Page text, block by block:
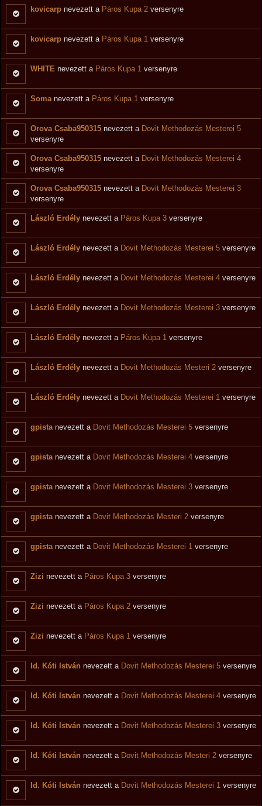
kovicarp nevezett a Páros Kupa 2 versenyre
kovicarp nevezett a Páros Kupa 1 versenyre
WHITE nevezett a Páros Kupa 1 versenyre
Somanevezett a Páros Kupa 1 versenyre
Orova Csaba950315 nevezett a Dovit Methodozás Mesterei 5
versenyre
Orova Csaba950315 nevezett a Dovit Methodozás Mesterei 4
versenyre
Orova Csaba950315 nevezett a Dovit Methodozás Mesterei 3
versenyre
László Erdély nevezett a Páros Kupa 3 versenyre
László Erdély nevezett a Dovit Methodozás Mesterei 5 versenyre
László Erdély nevezett a Dovit Methodozás Mesterei 4 versenyre
László Erdély nevezett a Dovit Methodozás Mesterei 3 versenyre
László Erdély nevezett a Páros Kupa 1 versenyre
László Erdély nevezett a Dovit Methodozás Mesteri 2 versenyre
László Erdély nevezett a Dovit Methodozás Mesterei 1 versenyre
gpistanevezett a Dovit Methodozás Mesterei 5 versenyre
gpistanevezett a Dovit Methodozás Mesterei 4 versenyre
gpistanevezett a Dovit Methodozás Mesterei 3 versenyre
gpistanevezett a Dovit Methodozás Mesteri 2 versenyre
gpistanevezett a Dovit Methodozás Mesterei 1 versenyre
Zizi nevezett a Páros Kupa 3 versenyre
Zizi nevezett a Páros Kupa 2 versenyre
Zizi nevezett a Páros Kupa 1 versenyre
Id. Kóti István nevezett a Dovit Methodozás Mesterei 5 versenyre
Id. Kóti István nevezett a Dovit Methodozás Mesterei 4 versenyre
Id. Kóti István nevezett a Dovit Methodozás Mesterei 3 versenyre
Id. Kóti István nevezett a Dovit Methodozás Mesteri 2 versenyre
Id. Kóti István nevezett a Dovit Methodozás Mesterei 1 versenyre